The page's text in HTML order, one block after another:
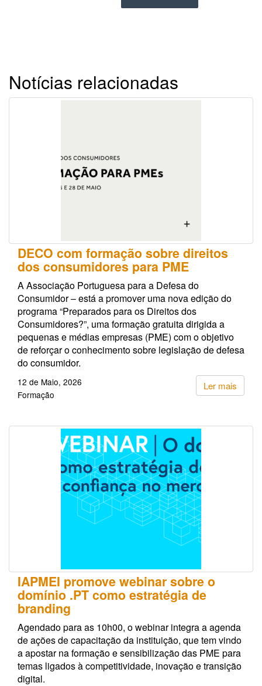
Notícias relacionadas
DECO com formação sobre direitos
dos consumidores para PME
A Associação Portuguesa para a Defesa do
Consumidor – está a promover uma nova edição do
programa “Preparados para os Direitos dos
Consumidores?”, uma formação gratuita dirigida a
pequenas e médias empresas (PME) com o objetivo
de reforçar o conhecimento sobre legislação de defesa
do consumidor.
Ler mais
12 de Maio, 2026
Formação
IAPMEI promove webinar sobre o
domínio .PT como estratégia de
branding
Agendado para as 10h00, o webinar integra a agenda
de ações de capacitação da instituição, que tem vindo
a apostar na formação e sensibilização das PME para
temas ligados à competitividade, inovação e transição
digital.